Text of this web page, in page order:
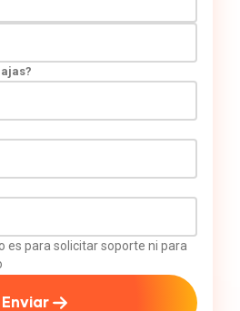
es para solicitar soporte ni para
Enviar